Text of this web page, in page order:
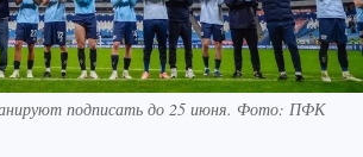
подписать до 25 июня. Фото: ПФК